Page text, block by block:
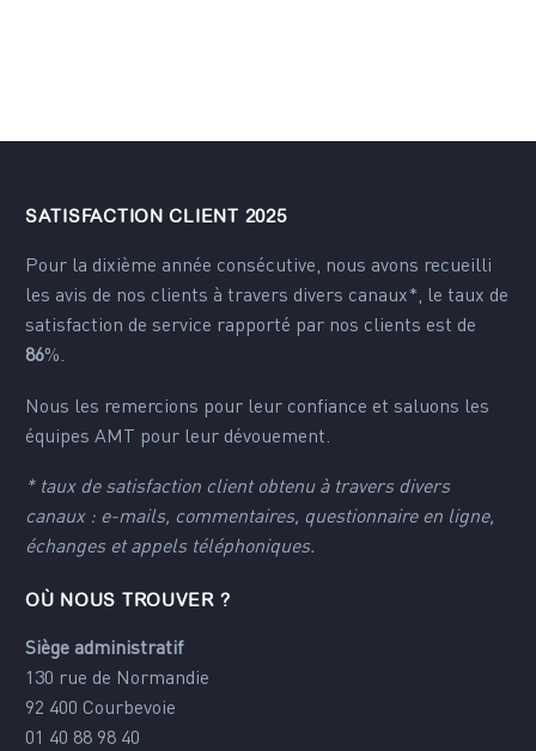
SATISFACTION CLIENT 2025
Pour la dixième année consécutive, nous avons recueilli
les avis de nos clients à travers divers canaux*, le taux de
satisfaction de service rapporté par nos clients est de
86%.
Nous les remercions pour leur confiance et saluons les
équipes AMT pour leur dévouement.
* taux de satisfaction client obtenu à travers divers
canaux : e-mails, commentaires, questionnaire en ligne,
échanges et appels téléphoniques.
OÙ NOUS TROUVER ?
Siège administratif
130 rue de Normandie
92 400 Courbevoie
01 40 88 98 40